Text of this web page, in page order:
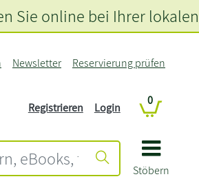
Stöbern
Newsletter Reservierung prüfen
Registrieren Login
0
Sie online bei Ihrer lokalen